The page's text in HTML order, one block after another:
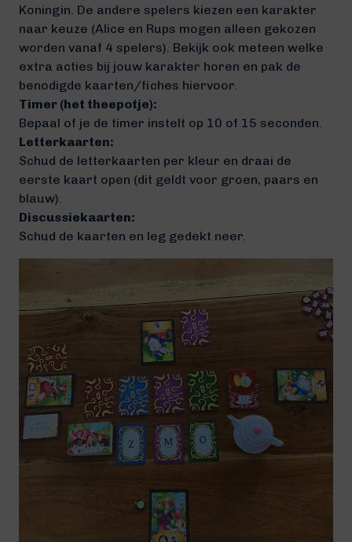
Koningin. De andere spelers kiezen een karakter
naar keuze (Alice en Rups mogen alleen gekozen
worden vanaf 4 spelers). Bekijk ook meteen welke
extra acties bij jouw karakter horen en pak de
benodigde kaarten/fiches hiervoor.
Timer (het theepotje):
Bepaal of je de timer instelt op 10 of 15 seconden.
Letterkaarten:
Schud de letterkaarten per kleur en draai de
eerste kaart open (dit geldt voor groen, paars en
blauw).
Discussiekaarten:
Schud de kaarten en leg gedekt neer.